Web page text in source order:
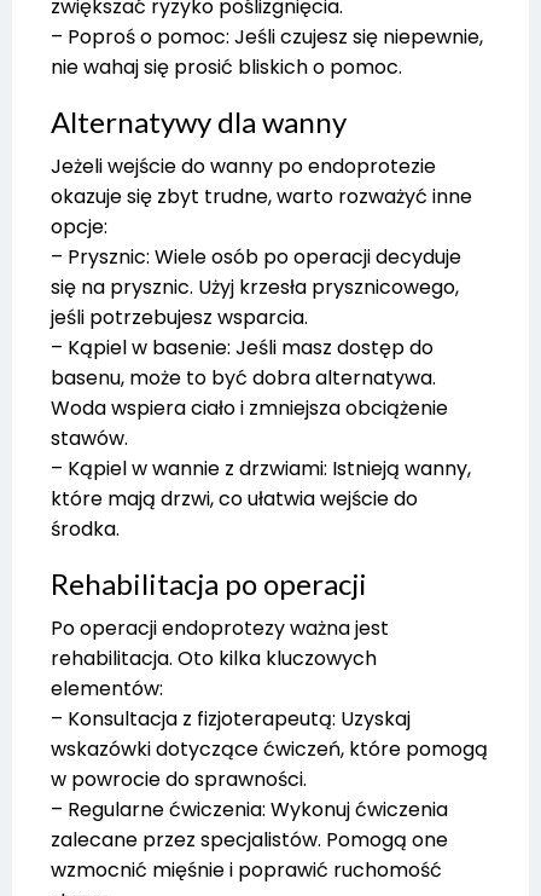
zwiększać ryzyko poślizgnięcia.
– Poproś o pomoc: Jeśli czujesz się niepewnie,
nie wahaj się prosić bliskich o pomoc.
Alternatywy dla wanny
Jeżeli wejście do wanny po endoprotezie
okazuje się zbyt trudne, warto rozważyć inne
opcje:
– Prysznic: Wiele osób po operacji decyduje
się na prysznic. Użyj krzesła prysznicowego,
jeśli potrzebujesz wsparcia.
– Kąpiel w basenie: Jeśli masz dostęp do
basenu, może to być dobra alternatywa.
Woda wspiera ciało i zmniejsza obciążenie
stawów.
– Kąpiel w wannie z drzwiami: Istnieją wanny,
które mają drzwi, co ułatwia wejście do
środka.
Rehabilitacja po operacji
Po operacji endoprotezy ważna jest
rehabilitacja. Oto kilka kluczowych
elementów:
– Konsultacja z fizjoterapeutą: Uzyskaj
wskazówki dotyczące ćwiczeń, które pomogą
w powrocie do sprawności.
– Regularne ćwiczenia: Wykonuj ćwiczenia
zalecane przez specjalistów. Pomogą one
wzmocnić mięśnie i poprawić ruchomość